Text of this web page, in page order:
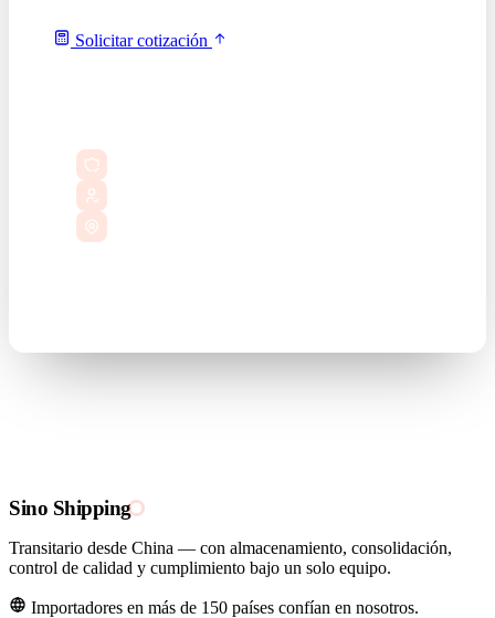
Solicitar cotización
Sino Shipping
Transitario desde China — con almacenamiento, consolidación,
control de calidad y cumplimiento bajo un solo equipo.
Importadores en más de 150 países confían en nosotros.